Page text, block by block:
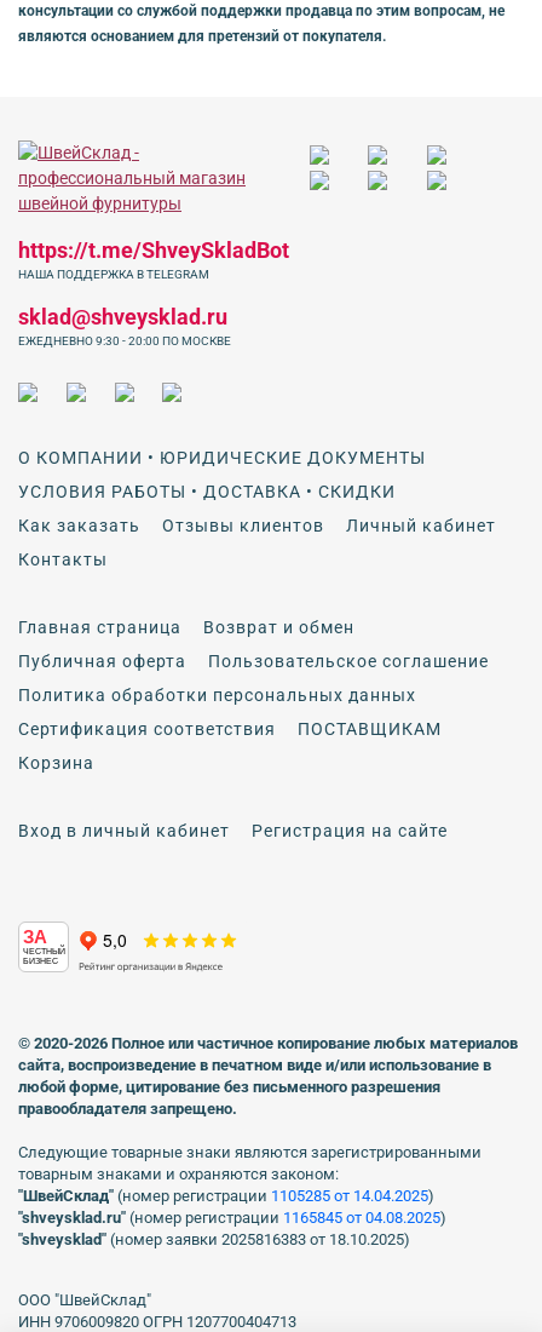
консультации со службой поддержки продавца по этим вопросам, не
являются основанием для претензий от покупателя.
О КОМПАНИИ • ЮРИДИЧЕСКИЕ ДОКУМЕНТЫ
УСЛОВИЯ РАБОТЫ • ДОСТАВКА • СКИДКИ
Как заказать
Отзывы клиентов
Личный кабинет
Контакты
Главная страница
Возврат и обмен
Публичная оферта
Пользовательское соглашение
Политика обработки персональных данных
Сертификация соответствия
ПОСТАВЩИКАМ
Корзина
Вход в личный кабинет Регистрация на сайте
https://t.me/ShveySkladBot
НАША ПОДДЕРЖКА В TELEGRAM
sklad@shveysklad.ru
ЕЖЕДНЕВНО 9:30 - 20:00 ПО МОСКВЕ
ЗА
ЧЕСТНЫЙ
БИЗНЕС
© 2020-2026 Полное или частичное копирование любых материалов
сайта, воспроизведение в печатном виде и/или использование в
любой форме, цитирование без письменного разрешения
правообладателя запрещено.
Следующие товарные знаки являются зарегистрированными
товарным знаками и охраняются законом:
"ШвейСклад" (номер регистрации 1105285 от 14.04.2025)
"shveуsklad.ru" (номер регистрации 1165845 от 04.08.2025)
"shveysklad" (номер заявки 2025816383 от 18.10.2025)
ООО "ШвейСклад"
ИНН 9706009820 ОГРН 1207700404713